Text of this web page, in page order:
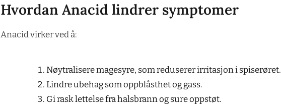
Hvordan Anacid lindrer symptomer
Anacid virker ved å:
Nøytralisere magesyre, som reduserer irritasjon i spiserøret.
Lindre ubehag som oppblåsthet og gass.
Gi rask lettelse fra halsbrann og sure oppstøt.